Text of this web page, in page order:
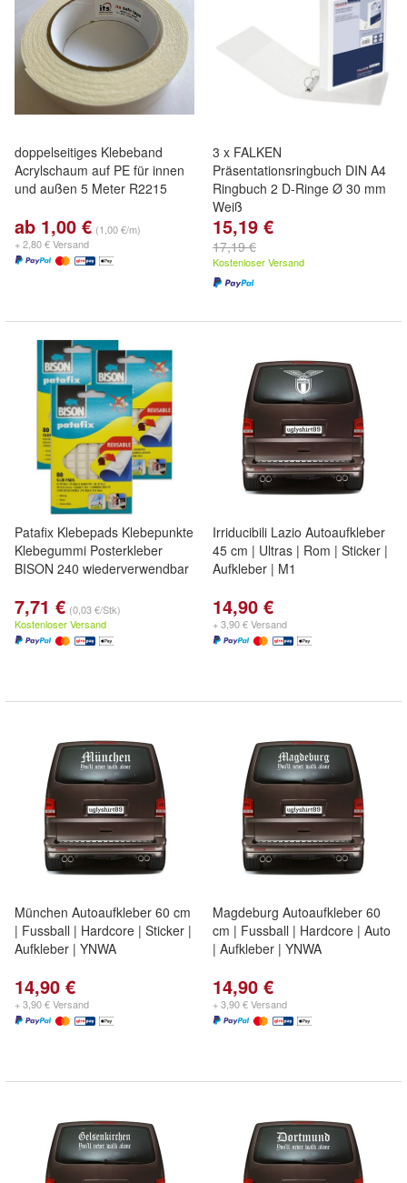
doppelseitiges Klebeband
Acrylschaum auf PE für innen
und außen 5 Meter R2215
ab 1,00 € (1,00 €/m)
+ 2,80 € Versand
3 x FALKEN
Präsentationsringbuch DIN A4
Ringbuch 2 D-Ringe Ø 30 mm
Weiß
15,19 €
17,19 €
Kostenloser Versand
Patafix Klebepads Klebepunkte
Klebegummi Posterkleber
BISON 240 wiederverwendbar
7,71 € (0,03 €/Stk)
Kostenloser Versand
Irriducibili Lazio Autoaufkleber
45 cm | Ultras | Rom | Sticker |
Aufkleber | M1
14,90 €
+ 3,90 € Versand
München Autoaufkleber 60 cm
| Fussball | Hardcore | Sticker |
Aufkleber | YNWA
14,90 €
+ 3,90 € Versand
Magdeburg Autoaufkleber 60
cm | Fussball | Hardcore | Auto
| Aufkleber | YNWA
14,90 €
+ 3,90 € Versand